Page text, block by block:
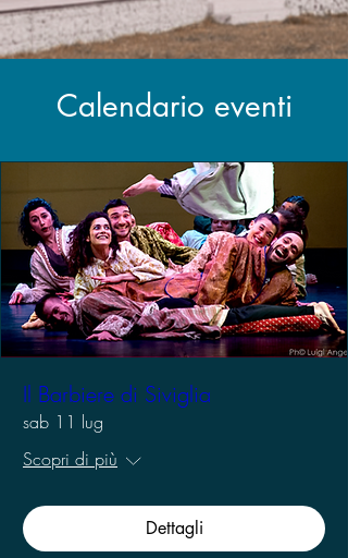
Calendario eventi
Il Barbiere di Siviglia
sab 11 lug
Scopri di più
Dettagli